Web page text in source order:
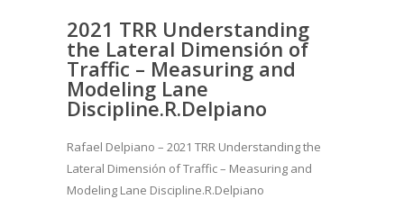
2021 TRR Understanding
the Lateral Dimensión of
Traffic – Measuring and
Modeling Lane
Discipline.R.Delpiano
Rafael Delpiano – 2021 TRR Understanding the
Lateral Dimensión of Traffic – Measuring and
Modeling Lane Discipline.R.Delpiano